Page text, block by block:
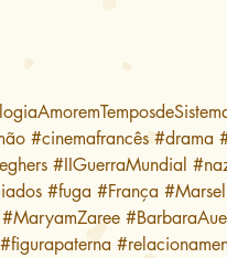
#cinemafrancês #drama
#IIGuerraMundial
#fuga #França
#MaryamZaree
#figurapaterna